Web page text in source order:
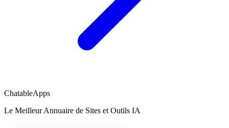
ChatableApps
Le Meilleur Annuaire de Sites et Outils IA